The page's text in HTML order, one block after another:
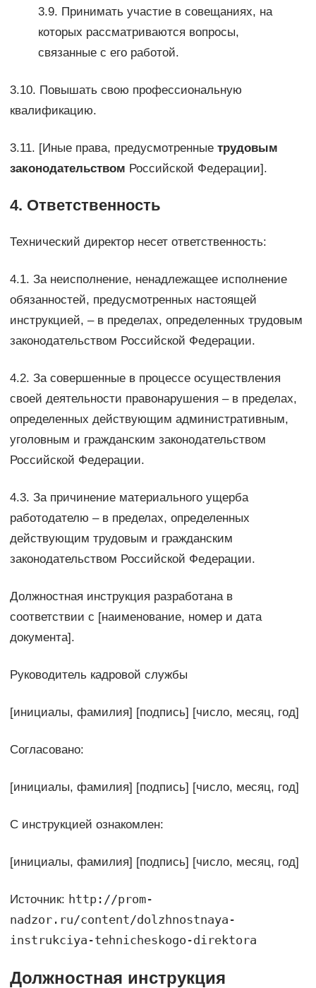
3.9. Принимать участие в совещаниях, на
которых рассматриваются вопросы,
связанные с его работой.
3.10. Повышать свою профессиональную
квалификацию.
3.11. [Иные права, предусмотренные трудовым
законодательством Российской Федерации].
4. Ответственность
Технический директор несет ответственность:
4.1. За неисполнение, ненадлежащее исполнение
обязанностей, предусмотренных настоящей
инструкцией, – в пределах, определенных трудовым
законодательством Российской Федерации.
4.2. За совершенные в процессе осуществления
своей деятельности правонарушения – в пределах,
определенных действующим административным,
уголовным и гражданским законодательством
Российской Федерации.
4.3. За причинение материального ущерба
работодателю – в пределах, определенных
действующим трудовым и гражданским
законодательством Российской Федерации.
Должностная инструкция разработана в
соответствии с [наименование, номер и дата
документа].
Руководитель кадровой службы
[инициалы, фамилия] [подпись] [число, месяц, год]
Согласовано:
[инициалы, фамилия] [подпись] [число, месяц, год]
С инструкцией ознакомлен:
[инициалы, фамилия] [подпись] [число, месяц, год]
Источник: http://prom-
nadzor.ru/content/dolzhnostnaya-
instrukciya-tehnicheskogo-direktora
Должностная инструкция